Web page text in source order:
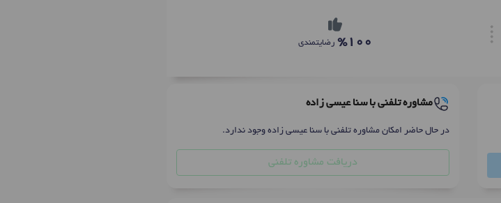
%100 رضایتمندی
مشاوره تلفنی با سنا عیسی زاده
در حال حاضر امکان مشاوره تلفنی با سنا عیسی زاده وجود ندارد.
دریافت مشاوره تلفنی